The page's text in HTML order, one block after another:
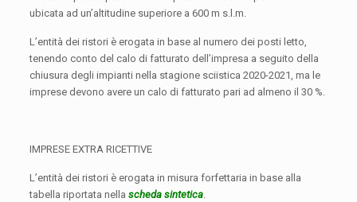
ubicata ad un’altitudine superiore a 600 m s.l.m.
L’entità dei ristori è erogata in base al numero dei posti letto,
tenendo conto del calo di fatturato dell’impresa a seguito della
chiusura degli impianti nella stagione sciistica 2020-2021, ma le
imprese devono avere un calo di fatturato pari ad almeno il 30 %.
IMPRESE EXTRA RICETTIVE
L’entità dei ristori è erogata in misura forfettaria in base alla
tabella riportata nella scheda sintetica.